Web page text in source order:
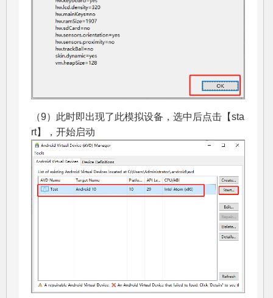
（9）此时即出现了此模拟设备，选中后点击【sta
rt】，开始启动